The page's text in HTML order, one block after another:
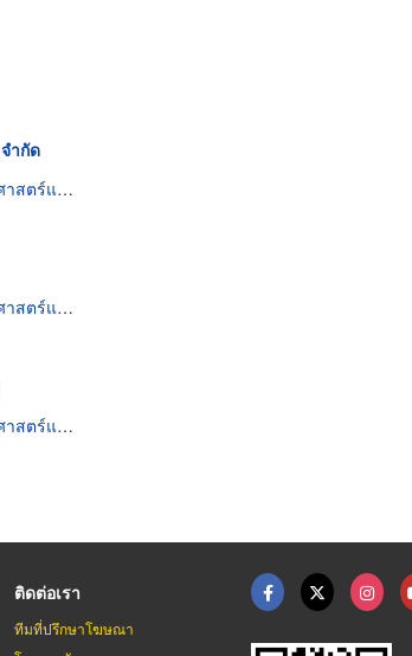
ำกัด
องทดลอง
องทดลอง
องทดลอง
ติดต่อเรา
ทีมที่ปรึกษาโฆษณา